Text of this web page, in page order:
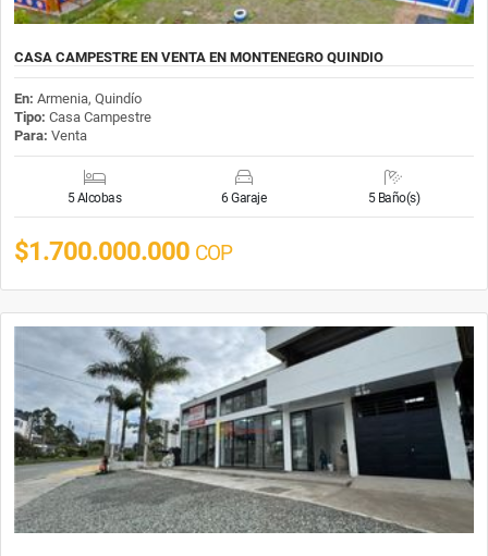
CASA CAMPESTRE EN VENTA EN MONTENEGRO QUINDIO
En: Armenia, Quindío
Tipo: Casa Campestre
Para: Venta
5 Alcobas 6 Garaje 5 Baño(s)
$1.700.000.000 COP